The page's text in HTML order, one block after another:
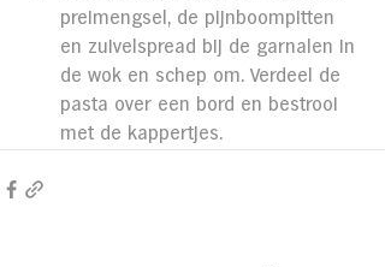
preimengsel, de pijnboompitten
en zuivelspread bij de garnalen in
de wok en schep om. Verdeel de
pasta over een bord en bestrooi
met de kappertjes.